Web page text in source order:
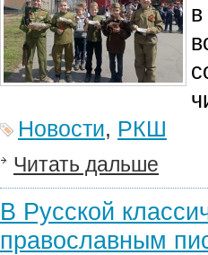
Новости, РКШ
Читать дальше
В Русской
православным